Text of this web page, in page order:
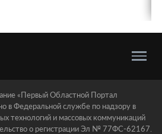
«Первый Областной Портал
в Федеральной службе по надзору в
технологий и массовых коммуникаций
о регистрации Эл № 77ФС-62167.